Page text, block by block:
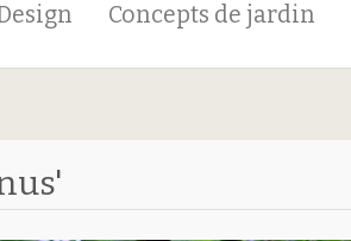
Concepts de jardin